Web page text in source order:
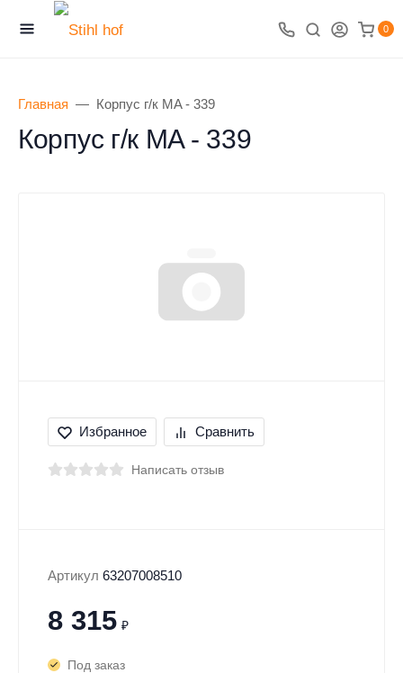
0
Главная Корпус г/к MA - 339
Корпус г/к MA - 339
Избранное Сравнить
Написать отзыв
Артикул 63207008510
8 315 ₽
Под заказ